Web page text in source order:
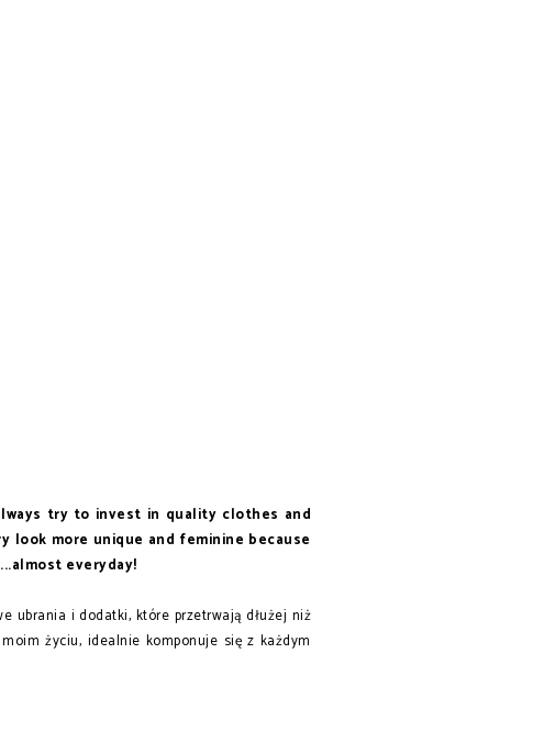
try to invest in quality clothes and
look more unique and feminine because
everyday!
ubrania i dodatki, które przetrwają dłużej niż
życiu, idealnie komponuje się z każdym